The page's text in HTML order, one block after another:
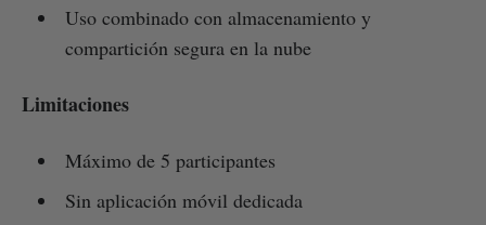
Uso combinado con almacenamiento y
compartición segura en la nube
Limitaciones
Máximo de 5 participantes
Sin aplicación móvil dedicada